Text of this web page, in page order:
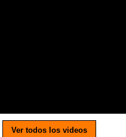
Ver todos los videos